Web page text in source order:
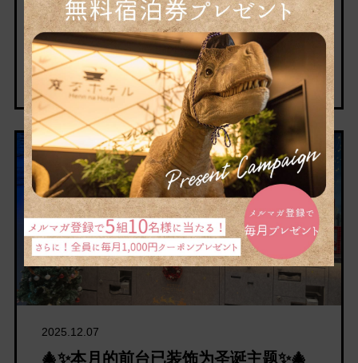
此次，本设施附设的温泉设施【天然温泉 泉州之汤
关西机场】在Nifty温泉2025年度排名中，获得了多
个……
未分类
2025.12.07
🎄✨本月的前台已装饰为圣诞主题✨🎄